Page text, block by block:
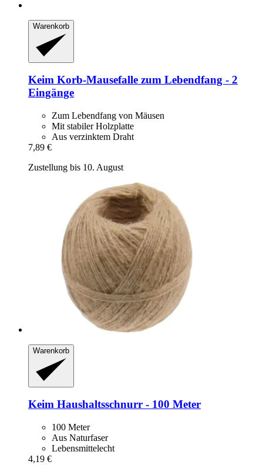
Warenkorb
Keim Korb-​Mausefalle zum Lebendfang -​ 2
Eingänge
Zum Lebendfang von Mäusen
Mit stabiler Holzplatte
Aus verzinktem Draht
7,89 €
Zustellung bis 10. August
Warenkorb
Keim Haushaltsschnurr -​ 100 Meter
100 Meter
Aus Naturfaser
Lebensmittelecht
4,19 €